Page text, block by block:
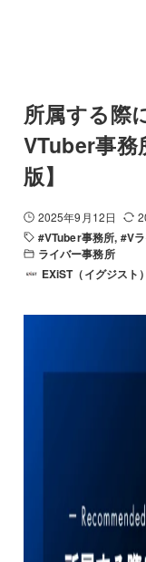
所属する際
VTuber事務
版】
2025年9月12日
#VTuber事務所 #V
ライバー事務所
EXiST（イグジスト）